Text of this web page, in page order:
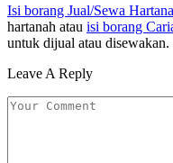
Isi borang Jual/Sewa
hartanah atau isi borang
untuk dijual atau disewakan.
Leave A Reply